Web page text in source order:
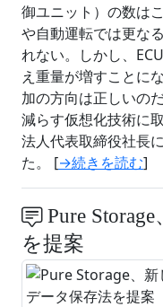
御ユニット）の数は
や自動運転では更な
れない。しかし、
え重量が増すことに
加の方向は正しいの
減らす仮想化技術に
法人代表取締役社長
た。 [→続きを読む]
Pure
を提案